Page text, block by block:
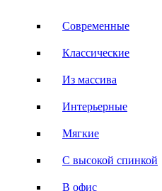
Современные
Классические
Из массива
Интерьерные
Мягкие
С высокой спинкой
В офис